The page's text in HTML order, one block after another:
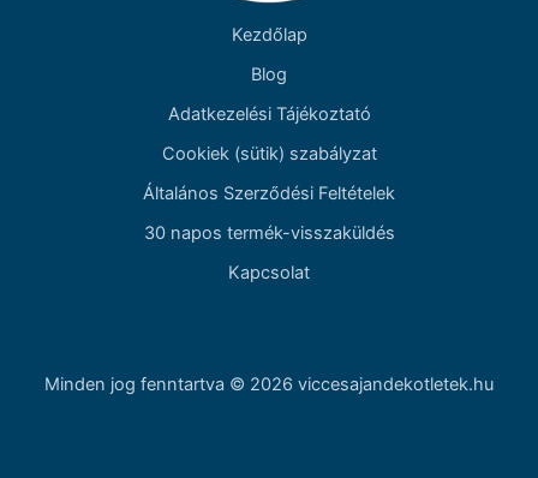
Kezdőlap
Blog
Adatkezelési Tájékoztató
Cookiek (sütik) szabályzat
Általános Szerződési Feltételek
30 napos termék-visszaküldés
Kapcsolat
Minden jog fenntartva © 2026 viccesajandekotletek.hu